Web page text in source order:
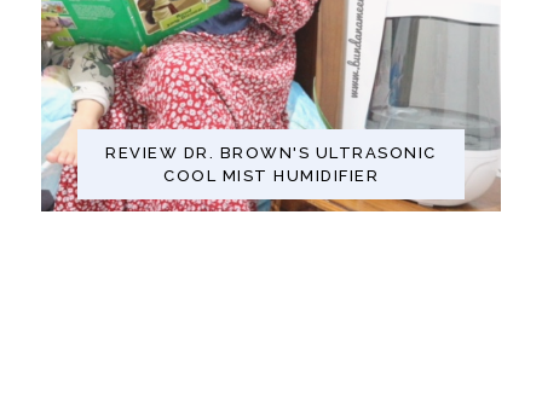
REVIEW DR. BROWN'S ULTRASONIC
COOL MIST HUMIDIFIER